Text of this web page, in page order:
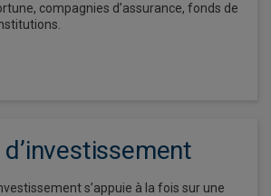
compagnies d’assurance, fonds de
s’appuie à la fois sur une